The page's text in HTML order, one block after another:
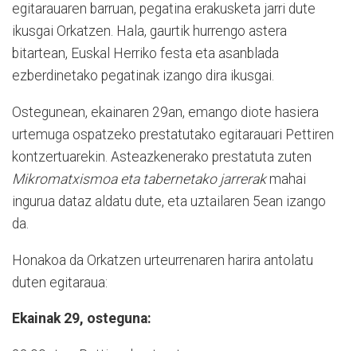
egitarauaren barruan, pegatina erakusketa jarri dute
ikusgai Orkatzen. Hala, gaurtik hurrengo astera
bitartean, Euskal Herriko festa eta asanblada
ezberdinetako pegatinak izango dira ikusgai.
Ostegunean, ekainaren 29an, emango diote hasiera
urtemuga ospatzeko prestatutako egitarauari Pettiren
kontzertuarekin. Asteazkenerako prestatuta zuten
Mikromatxismoa eta tabernetako jarrerak mahai
ingurua dataz aldatu dute, eta uztailaren 5ean izango
da.
Honakoa da Orkatzen urteurrenaren harira antolatu
duten egitaraua:
Ekainak 29, osteguna: